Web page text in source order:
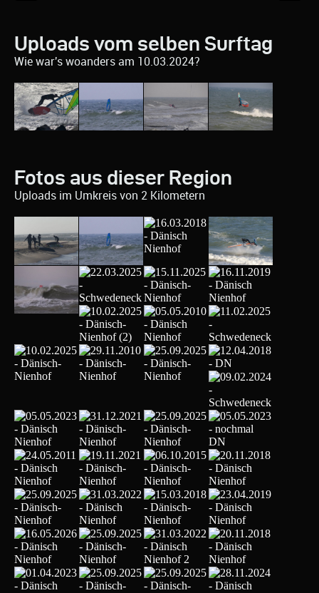
Uploads vom selben Surftag
Wie war's woanders am 10.03.2024?
Fotos aus dieser Region
Uploads im Umkreis von 2 Kilometern